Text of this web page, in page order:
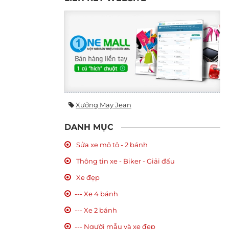
Xưởng May Jean
DANH MỤC
Sửa xe mô tô - 2 bánh
Thông tin xe - Biker - Giải đấu
Xe đẹp
--- Xe 4 bánh
--- Xe 2 bánh
--- Người mẫu và xe đẹp